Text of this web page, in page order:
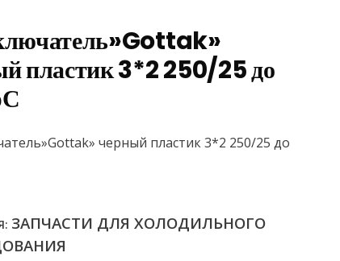
пластик 3*2 250/25 до
черный пластик 3*2 250/25 до
ЗАПЧАСТИ ДЛЯ ХОЛОДИЛЬНОГО